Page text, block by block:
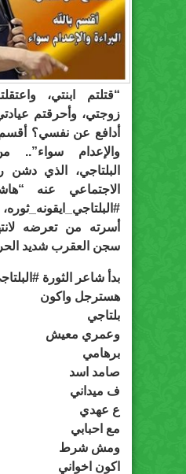
“قتلتم ابنتي،
زوجتي، وأحرقتم
أدافع عن نفسي؟ أقسم
والإعدام سواء”..
البلتاجي، الذي دشن
الاجتماعي عنه
أسرته من تعرضه
سجن العقرب شديد
بدأ شاعر الثورة
هسترجل واكون
بلتاجي
وعمري معيش
برهامي
صامد اسد
ف ميداني
ع عهدي
مع احبابي
ومش شرط
اكون اخواني